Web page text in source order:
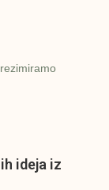
ideja iz